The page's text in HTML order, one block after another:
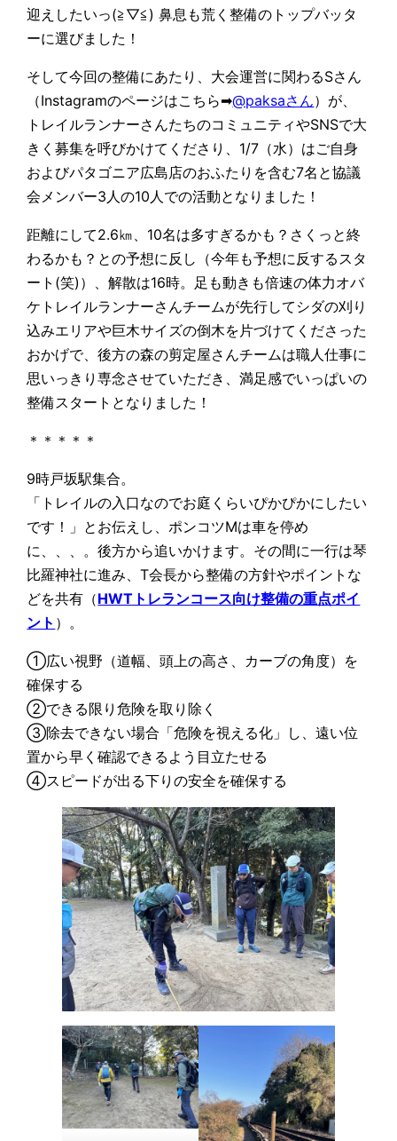
迎えしたいっ(≧▽≦) 鼻息も荒く整備のトップバッタ
ーに選びました！
そして今回の整備にあたり、大会運営に関わるSさん
（Instagramのページはこちら➡@paksaさん）が、
トレイルランナーさんたちのコミュニティやSNSで大
きく募集を呼びかけてくださり、1/7（水）はご自身
およびパタゴニア広島店のおふたりを含む7名と協議
会メンバー3人の10人での活動となりました！
距離にして2.6㎞、10名は多すぎるかも？さくっと終
わるかも？との予想に反し（今年も予想に反するスタ
ート(笑)）、解散は16時。足も動きも倍速の体力オバ
ケトレイルランナーさんチームが先行してシダの刈り
込みエリアや巨木サイズの倒木を片づけてくださった
おかげで、後方の森の剪定屋さんチームは職人仕事に
思いっきり専念させていただき、満足感でいっぱいの
整備スタートとなりました！
＊＊＊＊＊
9時戸坂駅集合。
「トレイルの入口なのでお庭くらいぴかぴかにしたい
です！」とお伝えし、ポンコツMは車を停め
に、、、。後方から追いかけます。その間に一行は琴
比羅神社に進み、T会長から整備の方針やポイントな
どを共有（HWTトレランコース向け整備の重点ポイ
ント ）。
①広い視野（道幅、頭上の高さ、カーブの角度）を
確保する
②できる限り危険を取り除く
③除去できない場合「危険を視える化」し、遠い位
置から早く確認できるよう目立たせる
④スピードが出る下りの安全を確保する